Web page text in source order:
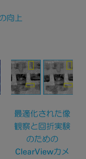
向上
最適化された像
観察と回折実験
のための
ClearViewカメ